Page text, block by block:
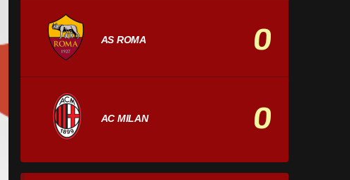
AS ROMA 0
AC MILAN 0
STATYSTYKI